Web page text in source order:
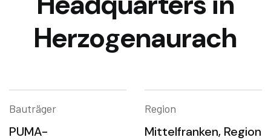
Herzogenaurach
Bauträger
PUMA-
Region
Mittelfranken, Region